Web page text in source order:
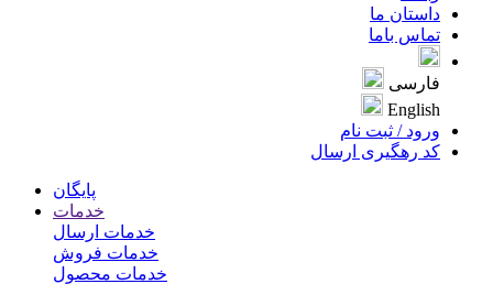
داستان ما
تماس باما
فارسی
English
ورود / ثبت نام
کد رهگیری ارسال
پایگان
خدمات
خدمات ارسال
خدمات فروش
خدمات محصول